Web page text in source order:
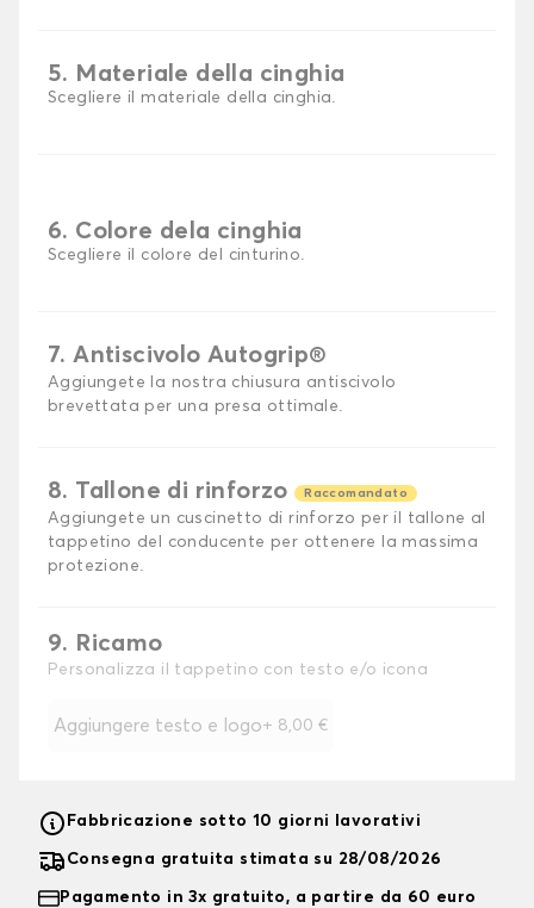
5. Materiale della cinghia
Scegliere il materiale della cinghia.
6. Colore dela cinghia
Scegliere il colore del cinturino.
7. Antiscivolo Autogrip®
Aggiungete la nostra chiusura antiscivolo
brevettata per una presa ottimale.
8. Tallone di rinforzo Raccomandato
Aggiungete un cuscinetto di rinforzo per il tallone al
tappetino del conducente per ottenere la massima
protezione.
9. Ricamo
Personalizza il tappetino con testo e/o icona
Aggiungere testo e logo+ 8,00 €
Fabbricazione sotto 10 giorni lavorativi
Consegna gratuita stimata su 28/08/2026
Pagamento in 3x gratuito, a partire da 60 euro